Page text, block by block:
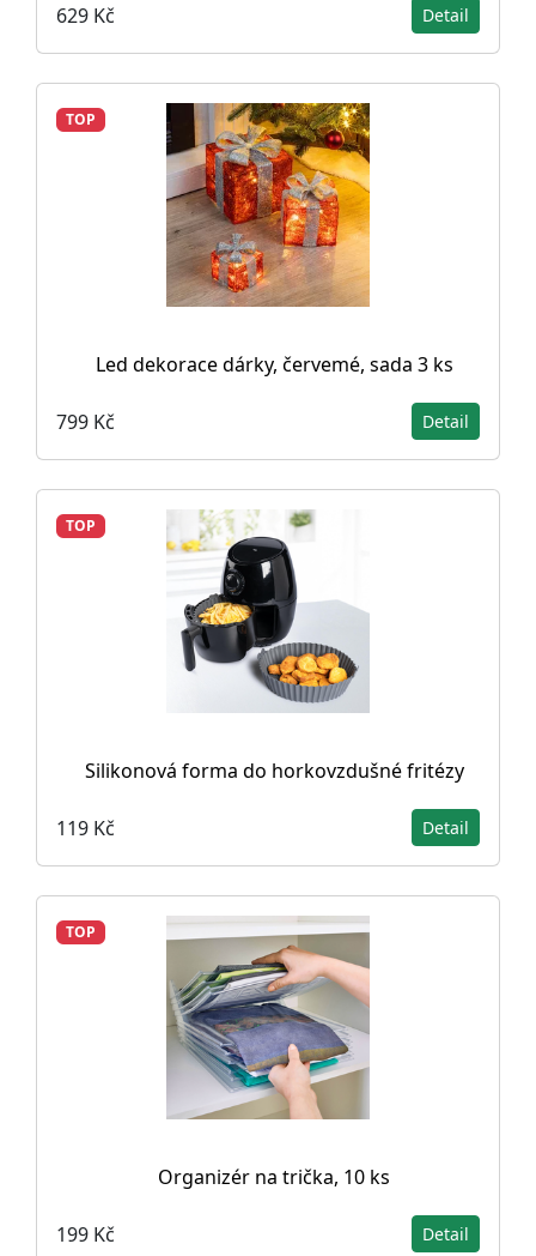
629 Kč Detail
TOP
Led dekorace dárky, červemé, sada 3 ks
799 Kč Detail
TOP
Silikonová forma do horkovzdušné fritézy
119 Kč Detail
TOP
Organizér na trička, 10 ks
199 Kč Detail